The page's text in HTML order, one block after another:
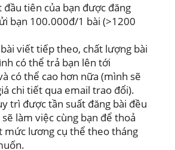
đầu tiên của bạn được đăng
bạn 100.000đ/1 bài (>1200
viết tiếp theo, chất lượng bài
có thể trả bạn lên tới
có thể cao hơn nữa (mình sẽ
chi tiết qua email trao đổi).
trì được tần suất đăng bài đều
làm việc cùng bạn để thoả
mức lương cụ thể theo tháng